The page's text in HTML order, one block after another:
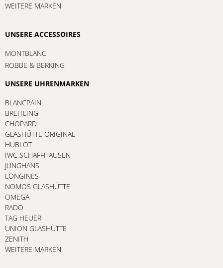
WEITERE MARKEN
UNSERE ACCESSOIRES
MONTBLANC
ROBBE & BERKING
UNSERE UHRENMARKEN
BLANCPAIN
BREITLING
CHOPARD
GLASHÜTTE ORIGINAL
HUBLOT
IWC SCHAFFHAUSEN
JUNGHANS
LONGINES
NOMOS GLASHÜTTE
OMEGA
RADO
TAG HEUER
UNION GLASHÜTTE
ZENITH
WEITERE MARKEN